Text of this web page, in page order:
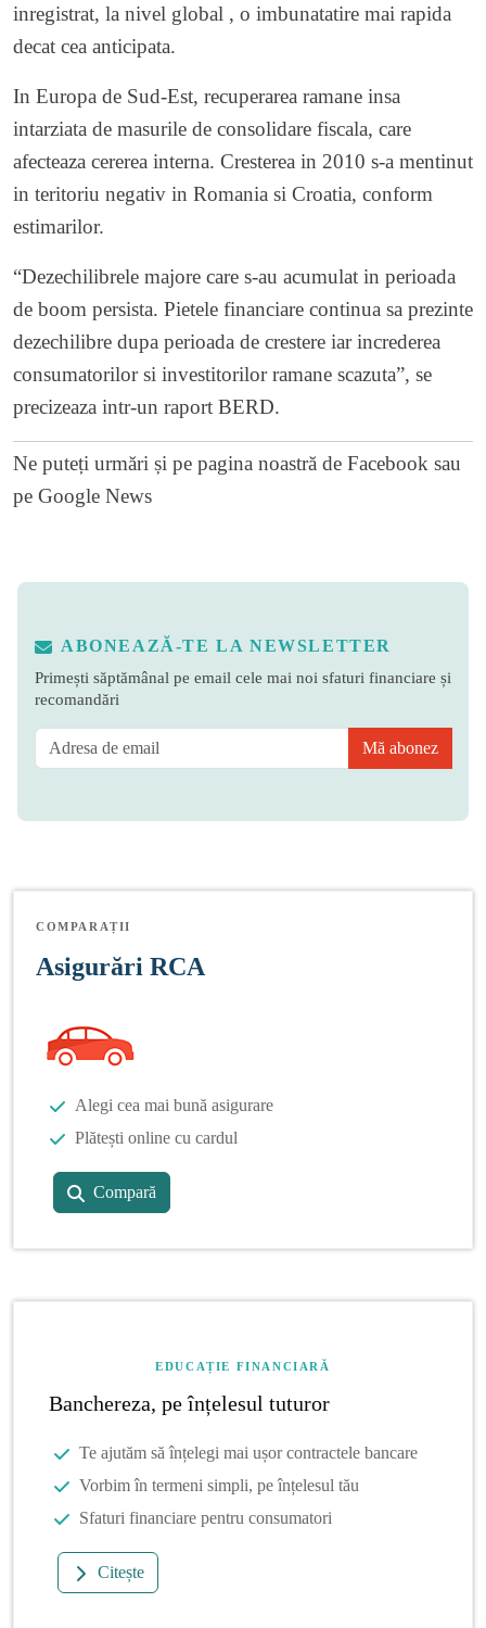
inregistrat, la nivel global , o imbunatatire mai rapida
decat cea anticipata.
In Europa de Sud-Est, recuperarea ramane insa
intarziata de masurile de consolidare fiscala, care
afecteaza cererea interna. Cresterea in 2010 s-a mentinut
in teritoriu negativ in Romania si Croatia, conform
estimarilor.
“Dezechilibrele majore care s-au acumulat in perioada
de boom persista. Pietele financiare continua sa prezinte
dezechilibre dupa perioada de crestere iar increderea
consumatorilor si investitorilor ramane scazuta”, se
precizeaza intr-un raport BERD.
Ne puteți urmări și pe pagina noastră de Facebook sau
pe Google News
ABONEAZĂ-TE LA NEWSLETTER
Primești săptămânal pe email cele mai noi sfaturi financiare și
recomandări
Mă abonez
COMPARAȚII
Asigurări RCA
Alegi cea mai bună asigurare
Plătești online cu cardul
Compară
EDUCAȚIE FINANCIARĂ
Banchereza, pe înțelesul tuturor
Te ajutăm să înțelegi mai ușor contractele bancare
Vorbim în termeni simpli, pe înțelesul tău
Sfaturi financiare pentru consumatori
Citește